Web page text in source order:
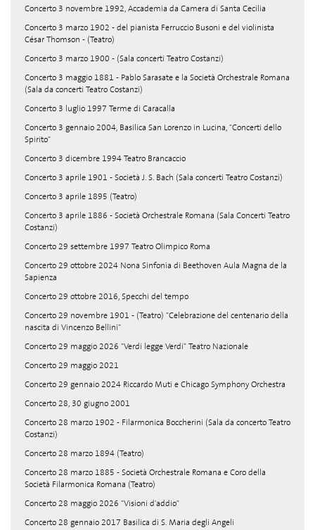
Concerto 3 novembre 1992, Accademia da Camera di Santa Cecilia
Concerto 3 marzo 1902 - del pianista Ferruccio Busoni e del violinista
César Thomson - (Teatro)
Concerto 3 marzo 1900 - (Sala concerti Teatro Costanzi)
Concerto 3 maggio 1881 - Pablo Sarasate e la Società Orchestrale Romana
(Sala da concerti Teatro Costanzi)
Concerto 3 luglio 1997 Terme di Caracalla
Concerto 3 gennaio 2004, Basilica San Lorenzo in Lucina, "Concerti dello
Spirito"
Concerto 3 dicembre 1994 Teatro Brancaccio
Concerto 3 aprile 1901 - Società J. S. Bach (Sala concerti Teatro Costanzi)
Concerto 3 aprile 1895 (Teatro)
Concerto 3 aprile 1886 - Società Orchestrale Romana (Sala Concerti Teatro
Costanzi)
Concerto 29 settembre 1997 Teatro Olimpico Roma
Concerto 29 ottobre 2024 Nona Sinfonia di Beethoven Aula Magna de la
Sapienza
Concerto 29 ottobre 2016, Specchi del tempo
Concerto 29 novembre 1901 - (Teatro) "Celebrazione del centenario della
nascita di Vincenzo Bellini"
Concerto 29 maggio 2026 "Verdi legge Verdi" Teatro Nazionale
Concerto 29 maggio 2021
Concerto 29 gennaio 2024 Riccardo Muti e Chicago Symphony Orchestra
Concerto 28, 30 giugno 2001
Concerto 28 marzo 1902 - Filarmonica Boccherini (Sala da concerto Teatro
Costanzi)
Concerto 28 marzo 1894 (Teatro)
Concerto 28 marzo 1885 - Società Orchestrale Romana e Coro della
Società Filarmonica Romana (Teatro)
Concerto 28 maggio 2026 "Visioni d'addio"
Concerto 28 gennaio 2017 Basilica di S. Maria degli Angeli